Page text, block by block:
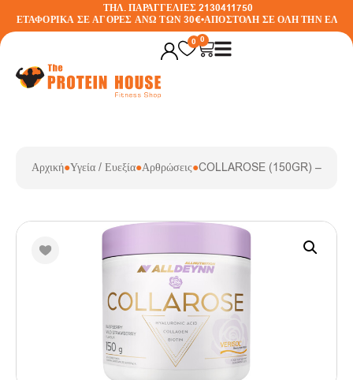
ΤΗΛ. ΠΑΡΑΓΓΕΛΙΕΣ 2130411750
ΣΕ ΑΓΟΡΕΣ ΑΝΩ ΤΩΝ 30€•ΑΠΟΣΤΟΛΗ ΣΕ ΟΛΗ ΤΗΝ
0 0
Αρχική●Υγεία / Ευεξία●Αρθρώσεις●COLLAROSE (150GR) –